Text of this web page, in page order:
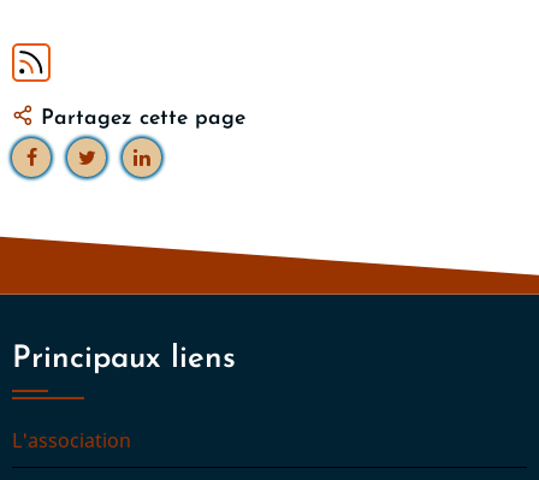
Partagez cette page
Principaux liens
L'association